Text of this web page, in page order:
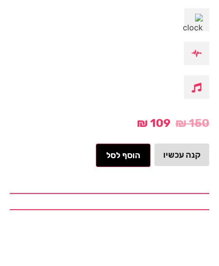
₪150
₪ 109
קנה עכשיו הוסף לסל